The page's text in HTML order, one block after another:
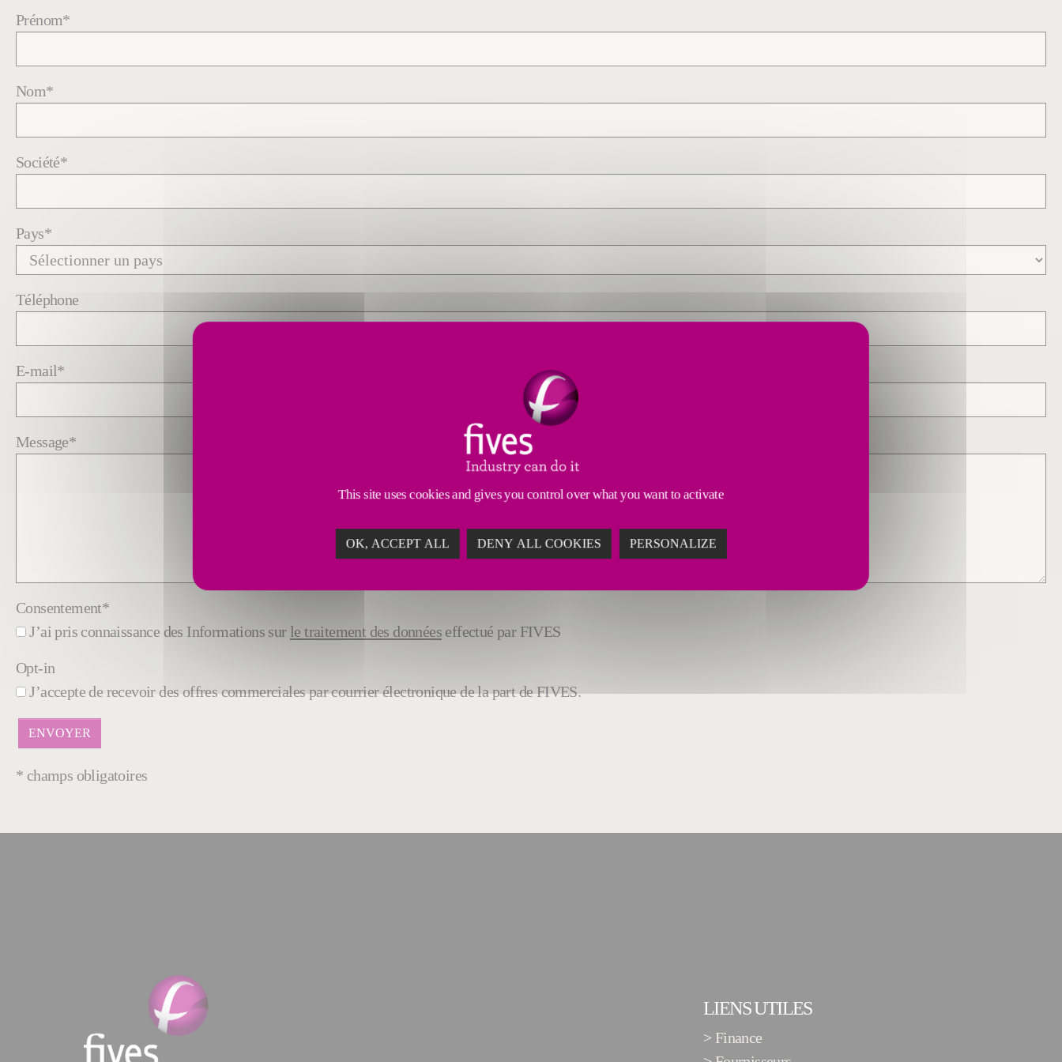
Prénom*
Nom*
Société*
Pays*
Téléphone
E-mail*
Message*
Consentement*
J’ai pris connaissance des Informations surle traitement des donnéeseffectué par FIVES
Opt-in
J’accepte de recevoir des offres commerciales par courrier électronique de la part de FIVES.
* champs obligatoires
LIENS UTILES
> Finance
This site uses cookies and gives you control over what you want to activate
OK, ACCEPT ALL DENY ALL COOKIES PERSONALIZE